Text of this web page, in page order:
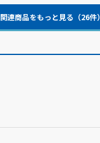
関連商品をもっと見る（26件）